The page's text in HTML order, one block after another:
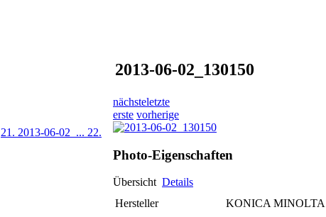
21. 2013-06-02_... 22.
2013-06-02_130150
nächsteletzte
erste vorherige
Photo-Eigenschaften
Übersicht Details
Hersteller
KONICA MINOLTA